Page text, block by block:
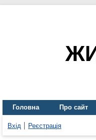
Головна Про сайт
Вхід Реєстрація